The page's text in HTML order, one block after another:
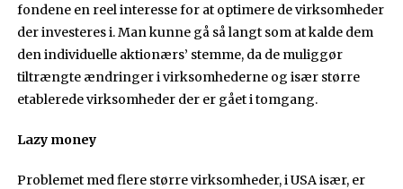
fondene en reel interesse for at optimere de virksomheder
der investeres i. Man kunne gå så langt som at kalde dem
den individuelle aktionærs’ stemme, da de muliggør
tiltrængte ændringer i virksomhederne og især større
etablerede virksomheder der er gået i tomgang.
Lazy money
Problemet med flere større virksomheder, i USA især, er